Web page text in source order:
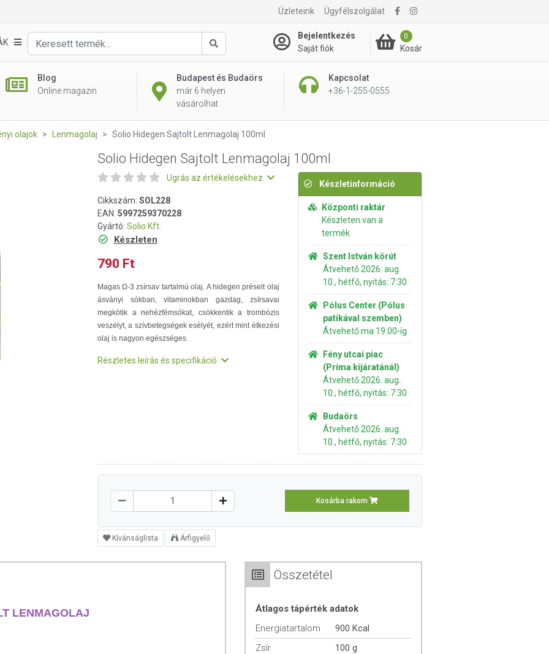
Üzleteink Ügyfélszolgálat
Keresés
Bejelentkezés
Saját fiók
0
Kosár
Blog
Online magazin
Budapest és Budaörs
már 6 helyen
vásárolhat
Kapcsolat
+36-1-255-0555
790 Ft Kosárba rakom
olajok Lenmagolaj Solio Hidegen Sajtolt Lenmagolaj 100ml
Solio Hidegen Sajtolt Lenmagolaj 100ml
Ugrás az értékelésekhez
Cikkszám: SOL228
EAN: 5997259370228
Gyártó: Solio Kft.
Készleten
790 Ft
Magas Ω-3 zsírsav tartalmú olaj. A hidegen préselt olaj
ásványi sókban, vitaminokban gazdag, zsírsavai
megkötik a nehézfémsókat, csökkentik a trombózis
veszélyt, a szívbetegségek esélyét, ezért mint étkezési
olaj is nagyon egészséges.
Részletes leírás és specifikáció
Készletinformáció
Központi raktár
Készleten van a
termék
Szent István körút
Átvehető 2026. aug.
10., hétfő, nyitás: 7:30
Pólus Center (Pólus
patikával szemben)
Átvehető ma 19:00-ig
Fény utcai piac
(Príma kijáratánál)
Átvehető 2026. aug.
10., hétfő, nyitás: 7:30
Budaörs
Átvehető 2026. aug.
10., hétfő, nyitás: 7:30
Kosárba rakom
Kívánságlista Árfigyelő
LENMAGOLAJ
Összetétel
Átlagos tápérték adatok
Energiatartalom
900 Kcal
Zsír
100 g